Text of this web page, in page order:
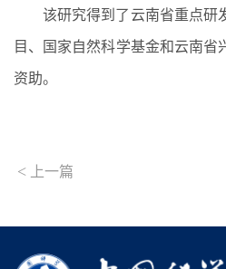
该研究得到了云南省重点研
目、国家自然科学基金和云南省
资助。
< 上一篇